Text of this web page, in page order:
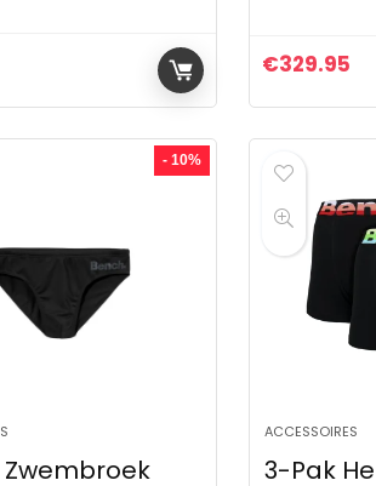
prijs was: €44.99.
prijs is: €44.99.
€329.95
- 10%
Zwembroek
ACCESSOIRES
3-Pak